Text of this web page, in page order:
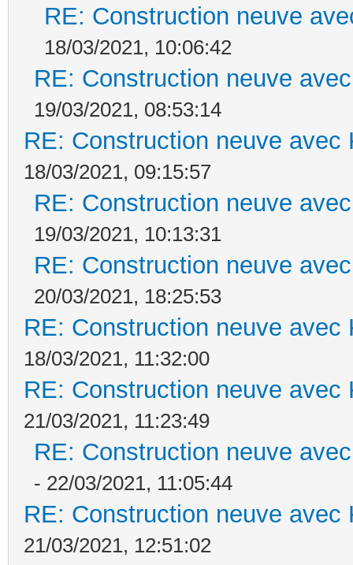
RE: Construction neuve
18/03/2021, 10:06:42
RE: Construction neuve
19/03/2021, 08:53:14
RE: Construction neuve avec
18/03/2021, 09:15:57
RE: Construction neuve
19/03/2021, 10:13:31
RE: Construction neuve
20/03/2021, 18:25:53
RE: Construction neuve avec
18/03/2021, 11:32:00
RE: Construction neuve avec
21/03/2021, 11:23:49
RE: Construction neuve
- 22/03/2021, 11:05:44
RE: Construction neuve avec
21/03/2021, 12:51:02